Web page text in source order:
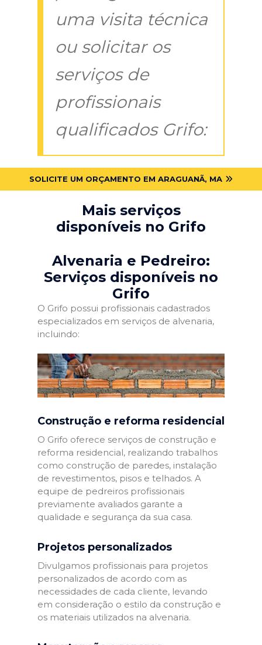
uma visita técnica
ou solicitar os
serviços de
profissionais
qualificados Grifo:
SOLICITE UM ORÇAMENTO EM ARAGUANÃ, MA
Mais serviços
disponíveis no Grifo
Alvenaria e Pedreiro:
Serviços disponíveis no
Grifo
O Grifo possui profissionais cadastrados
especializados em serviços de alvenaria,
incluindo:
Construção e reforma residencial
O Grifo oferece serviços de construção e
reforma residencial, realizando trabalhos
como construção de paredes, instalação
de revestimentos, pisos e telhados. A
equipe de pedreiros profissionais
previamente avaliados garante a
qualidade e segurança da sua casa.
Projetos personalizados
Divulgamos profissionais para projetos
personalizados de acordo com as
necessidades de cada cliente, levando
em consideração o estilo da construção e
os materiais utilizados na alvenaria.